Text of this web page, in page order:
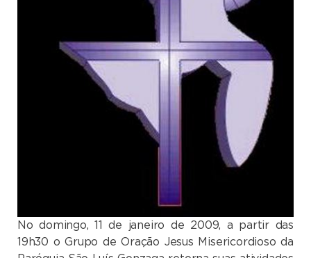
No domingo, 11 de janeiro de 2009, a partir das
19h30 o Grupo de Oração Jesus Misericordioso da